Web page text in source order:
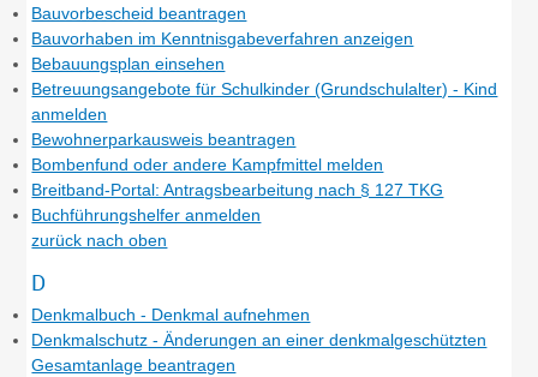
Bauvorbescheid beantragen
Bauvorhaben im Kenntnisgabeverfahren anzeigen
Bebauungsplan einsehen
Betreuungsangebote für Schulkinder (Grundschulalter) - Kind
anmelden
Bewohnerparkausweis beantragen
Bombenfund oder andere Kampfmittel melden
Breitband-Portal: Antragsbearbeitung nach § 127 TKG
Buchführungshelfer anmelden
zurück nach oben
D
Denkmalbuch - Denkmal aufnehmen
Denkmalschutz - Änderungen an einer denkmalgeschützten
Gesamtanlage beantragen